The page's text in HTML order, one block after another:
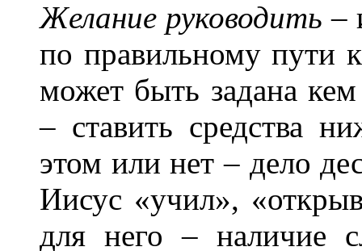
Желание руководить –
по правильному пути
может быть задана
– ставить средства
этом или нет – дело
Иисус «учил»,
для него – наличие